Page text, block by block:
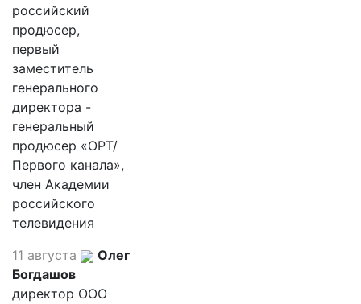
российский
продюсер,
первый
заместитель
генерального
директора -
генеральный
продюсер «ОРТ/
Первого канала»,
член Академии
российского
телевидения
11 августа
Олег
Богдашов
директор ООО